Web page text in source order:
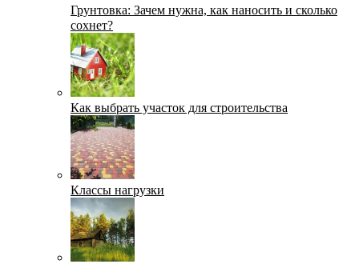
Грунтовка: Зачем нужна, как наносить и сколько
сохнет?
Как выбрать участок для строительства
Классы нагрузки